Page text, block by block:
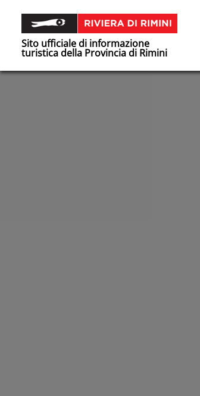
Sito ufficiale di informazione
turistica della Provincia di Rimini